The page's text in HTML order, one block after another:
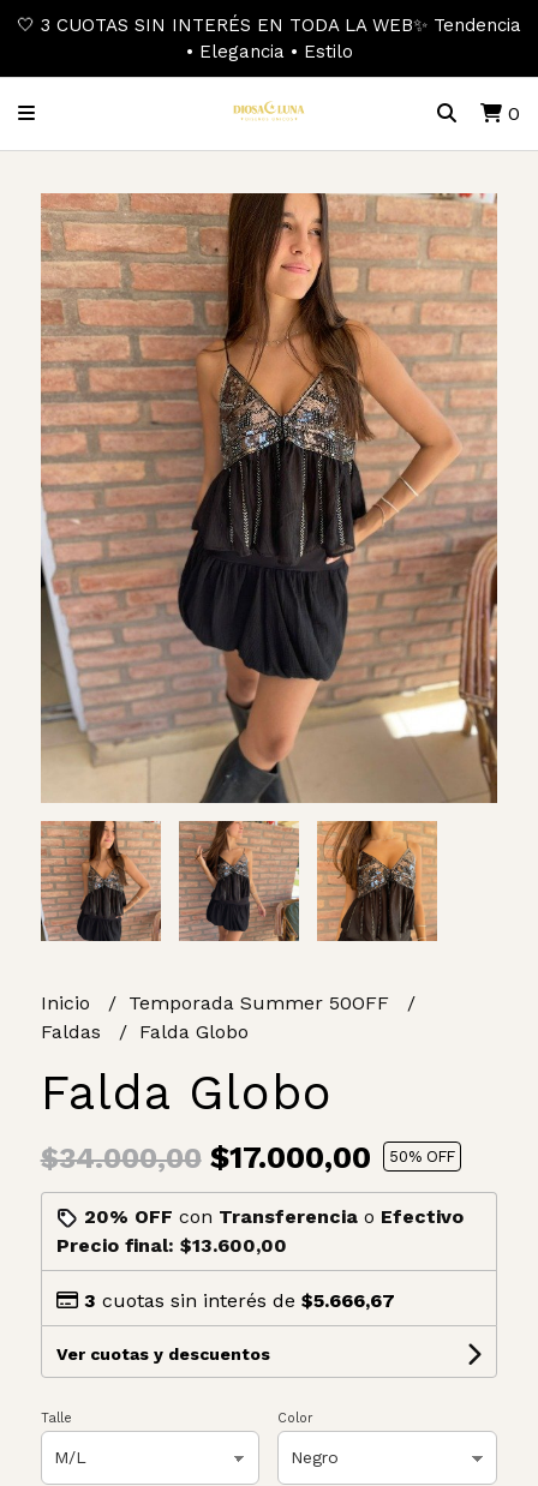
🤍 3 CUOTAS SIN INTERÉS EN TODA LA WEB✨ Tendencia
• Elegancia • Estilo
0
Inicio
Temporada Summer 50OFF
Faldas
Falda Globo
Falda Globo
$34.000,00$17.000,00 50% OFF
20% OFF con Transferenciao Efectivo
Precio final: $13.600,00
3 cuotas sin interés de $5.666,67
Ver cuotas y descuentos
Talle Color